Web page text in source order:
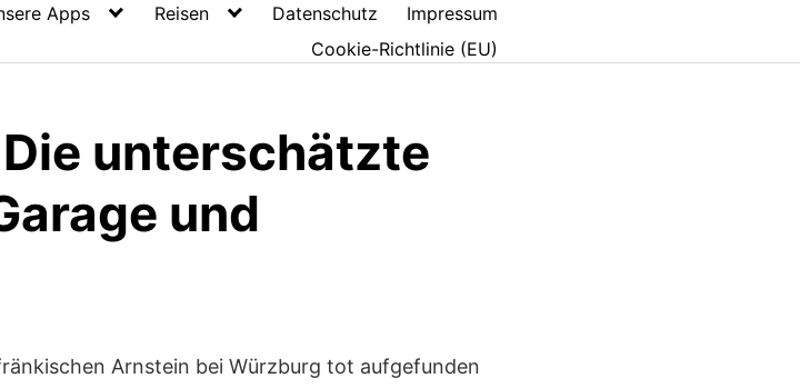
Apps Reisen Datenschutz
Impressum
Cookie-Richtlinie (EU)
unterschätzte
und
Arnstein bei Würzburg tot aufgefunden